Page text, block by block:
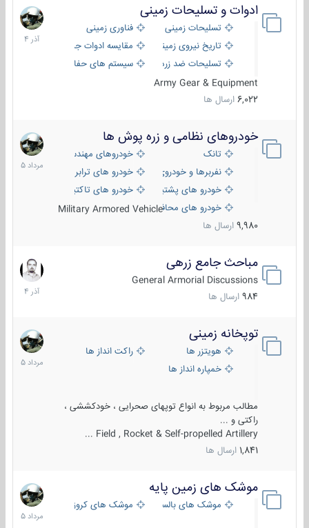
ادوات و تسلیحات زمینی
تسلیحات زمینی
فناوری زمینی
تاریخ نیروی زمینی
مقایسه ادوات جنگی
تسلیحات ضد زره
سیستم های حفاظت فعال
Army Gear & Equipment
6,022 ارسال ها
21
آذر
1404
خودروهای نظامی و زره پوش ها
تانک
خودروهای مهندسی
نفربرها و خودروی های رزمی پیاده نظام
خودرو های ترابری نظامی
خودرو های پشتیبانی آتش ، شناسایی و ضد تانک
خودرو های تاکتیکی نظامی
خودرو های محافظت شدهMilitary Armored Vehicle
9,980 ارسال ها
2
مرداد
1405
مباحث جامع زرهی
General Armorial Discussions
984 ارسال ها
7
آذر
1404
توپخانه زمینی
هویتزر ها
راکت انداز ها
خمپاره انداز ها
مطالب مربوط به انواع توپهای صحرایی ، خودکششی ،
راکتی و ...
Field , Rocket & Self-propelled Artillery ...
1,841 ارسال ها
9
مرداد
1405
موشک های زمین پایه
موشک های بالستیک موشک های کروز
2
مرداد
1405